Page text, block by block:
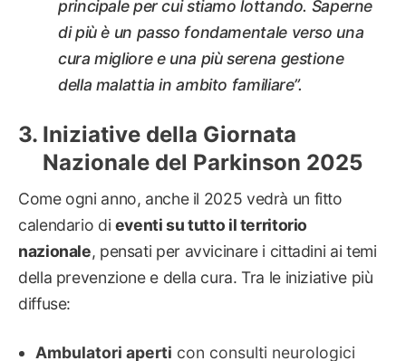
principale per cui stiamo lottando. Saperne
di più è un passo fondamentale verso una
cura migliore e una più serena gestione
della malattia in ambito familiare”.
Iniziative della Giornata
Nazionale del Parkinson 2025
Come ogni anno, anche il 2025 vedrà un fitto
calendario di eventi su tutto il territorio
nazionale, pensati per avvicinare i cittadini ai temi
della prevenzione e della cura. Tra le iniziative più
diffuse:
Ambulatori aperti con consulti neurologici